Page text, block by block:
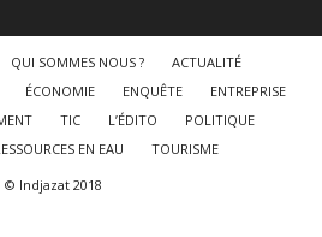
QUI SOMMES NOUS ?
ACTUALITÉ
ÉCONOMIE ENQUÊTE
ENTREPRISE
TIC L’ÉDITO
POLITIQUE
EN EAU
TOURISME
© Indjazat 2018